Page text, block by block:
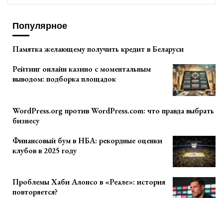
Популярное
Памятка желающему получить кредит в Беларуси
Рейтинг онлайн казино с моментальным
выводом: подборка площадок
WordPress.org против WordPress.com: что правда выбрать
бизнесу
Финансовый бум в НБА: рекордные оценки
клубов в 2025 году
Проблемы Хаби Алонсо в «Реале»: история
повторяется?